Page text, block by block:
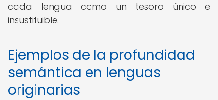
cada lengua como un tesoro único e
insustituible.
Ejemplos de la profundidad
semántica en lenguas
originarias